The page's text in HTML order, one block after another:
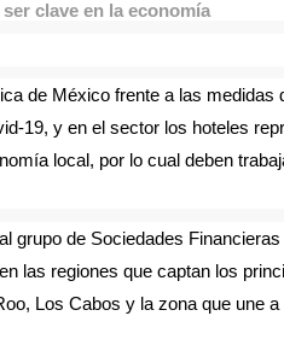
clave en la economía
de México frente a las medidas
19, y en el sector los hoteles
local, por lo cual deben
grupo de Sociedades
las regiones que captan los
Los Cabos y la zona que une a